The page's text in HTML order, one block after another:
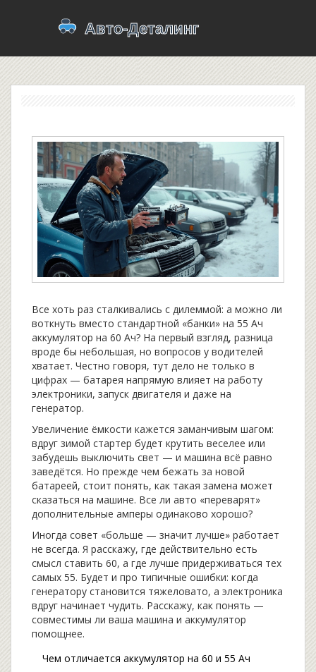
Все хоть раз сталкивались с дилеммой: а можно ли
воткнуть вместо стандартной «банки» на 55 Ач
аккумулятор на 60 Ач? На первый взгляд, разница
вроде бы небольшая, но вопросов у водителей
хватает. Честно говоря, тут дело не только в
цифрах — батарея напрямую влияет на работу
электроники, запуск двигателя и даже на
генератор.
Увеличение ёмкости кажется заманчивым шагом:
вдруг зимой стартер будет крутить веселее или
забудешь выключить свет — и машина всё равно
заведётся. Но прежде чем бежать за новой
батареей, стоит понять, как такая замена может
сказаться на машине. Все ли авто «переварят»
дополнительные амперы одинаково хорошо?
Иногда совет «больше — значит лучше» работает
не всегда. Я расскажу, где действительно есть
смысл ставить 60, а где лучше придерживаться тех
самых 55. Будет и про типичные ошибки: когда
генератору становится тяжеловато, а электроника
вдруг начинает чудить. Расскажу, как понять —
совместимы ли ваша машина и аккумулятор
помощнее.
Чем отличается аккумулятор на 60 и 55 Ач